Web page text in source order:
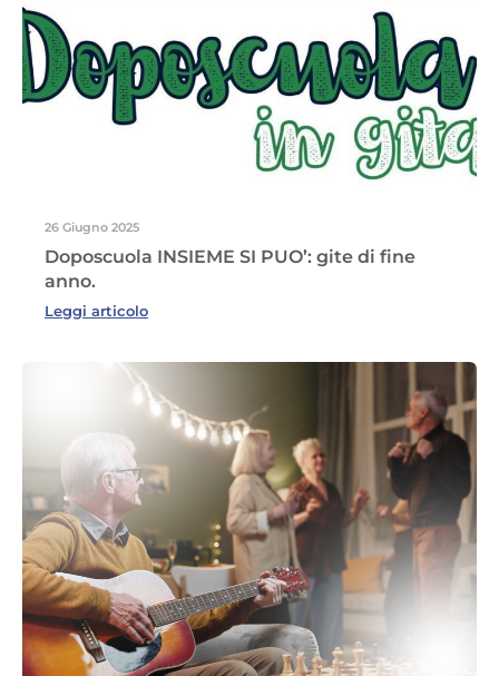
26 Giugno 2025
Doposcuola INSIEME SI PUO’: gite di fine
anno.
Leggi articolo